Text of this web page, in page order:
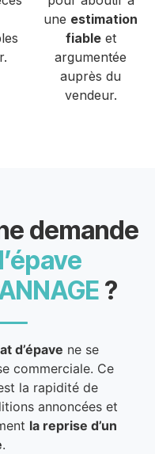
une estimation
fiableet
argumentée
auprès du
vendeur.
demande
?
d’épave ne se
commerciale. Ce
la rapidité de
annoncées et
la reprise d’un
.